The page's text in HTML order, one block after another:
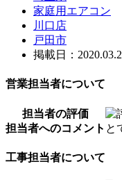
家庭用エアコン
川口店
戸田市
掲載日：
営業担当者について
担当者の評価
担当者へのコメント と
工事担当者について